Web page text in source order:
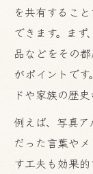
を共有するこ
できます。ま
品などをその
がポイントで
ドや家族の歴
例えば、写真
だった言葉や
す工夫も効果